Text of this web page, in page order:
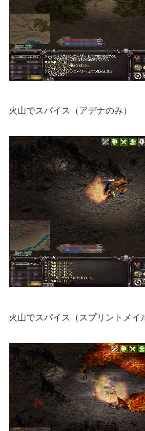
火山でスパイス（アデナのみ）
火山でスパイス（スプリントメイ